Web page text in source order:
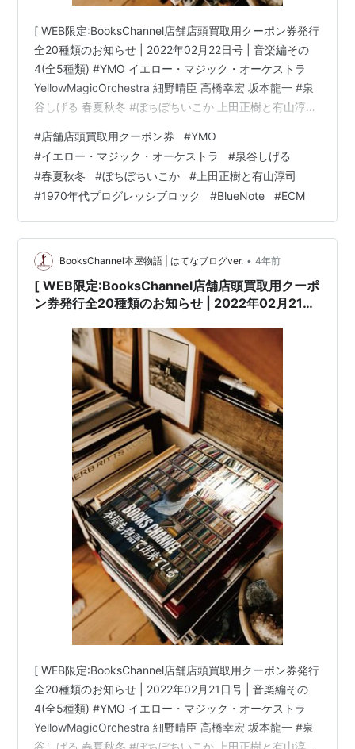
[ WEB限定:BooksChannel店舗店頭買取用クーポン券発行
全20種類のお知らせ | 2022年02月22日号 | 音楽編その
4(全5種類) #YMO イエロー・マジック・オーケストラ
YellowMagicOrchestra 細野晴臣 高橋幸宏 坂本龍一 #泉
谷しげる 春夏秋冬 #ぼちぼちいこか 上田正樹と有山淳司
(KingCrimson) ピンクフロイド(PinkFloyd) #BlueNote
ECM impulse PacificJAZZ | 6日間限定 | 2022年02月21
日(月曜日)～02月26日(土曜日) 他 | …
#店舗店頭買取用クーポン券 #YMO
#イエロー・マジック・オーケストラ #泉谷しげる
#春夏秋冬 #ぼちぼちいこか # 上田正樹と有山淳司
#1970年代プログレッシブロック #BlueNote #ECM
BooksChannel本屋物語 | はてなブログver. • 4年前
[ WEB限定:BooksChannel店舗店頭買取用クーポ
ン券発行全20種類のお知らせ | 2022年02月21日
ジック・オーケストラ YellowMagicOrchestra
細野晴臣 高橋幸宏 坂本龍一 #泉谷しげる 春夏秋
冬 #ぼちぼちいこか 上田正樹と有山淳司 #1970年
代プログレッシブロック キングクリムゾン
(KingCrimson) ピンクフロイド(PinkFloyd)
#BlueNote ECM impulse PacificJAZ
[ WEB限定:BooksChannel店舗店頭買取用クーポン券発行
全20種類のお知らせ | 2022年02月21日号 | 音楽編その
4(全5種類) #YMO イエロー・マジック・オーケストラ
YellowMagicOrchestra 細野晴臣 高橋幸宏 坂本龍一 #泉
谷しげる 春夏秋冬 #ぼちぼちいこか 上田正樹と有山淳司